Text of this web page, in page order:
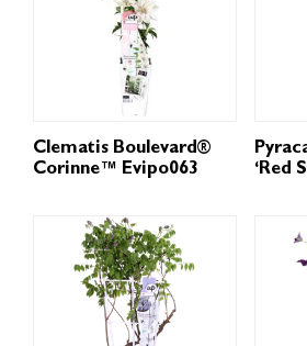
Clematis Boulevard®
Corinne™ Evipo063
‘Red